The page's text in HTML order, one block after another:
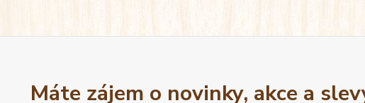
Máte zájem o novinky, akce a